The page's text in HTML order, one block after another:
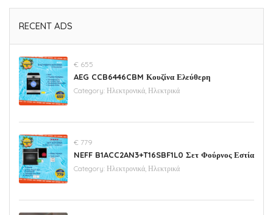
RECENT ADS
€ 655
AEG CCB6446CBM Κουζίνα Ελεύθερη
Category: Ηλεκτρονικά, Ηλεκτρικά
€ 779
NEFF B1ACC2AN3+T16SBF1L0 Σετ Φούρνος Εστία
Category: Ηλεκτρονικά, Ηλεκτρικά